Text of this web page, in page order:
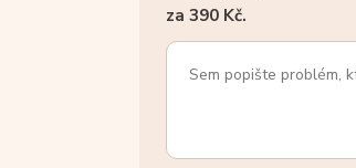
za 390 Kč.